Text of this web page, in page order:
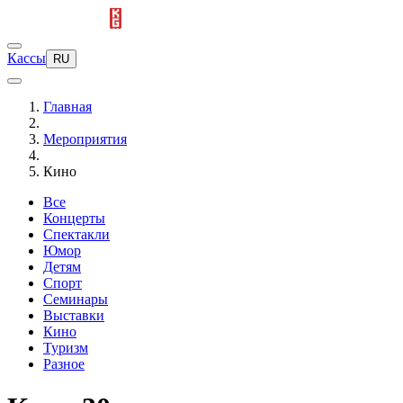
Кассы RU
Главная
Мероприятия
Кино
Все
Концерты
Спектакли
Юмор
Детям
Спорт
Семинары
Выставки
Кино
Туризм
Разное